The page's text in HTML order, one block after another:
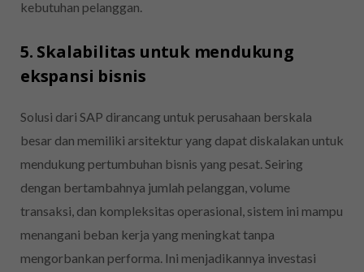
kebutuhan pelanggan.
5. Skalabilitas untuk mendukung
ekspansi bisnis
Solusi dari SAP dirancang untuk perusahaan berskala
besar dan memiliki arsitektur yang dapat diskalakan untuk
mendukung pertumbuhan bisnis yang pesat. Seiring
dengan bertambahnya jumlah pelanggan, volume
transaksi, dan kompleksitas operasional, sistem ini mampu
menangani beban kerja yang meningkat tanpa
mengorbankan performa. Ini menjadikannya investasi